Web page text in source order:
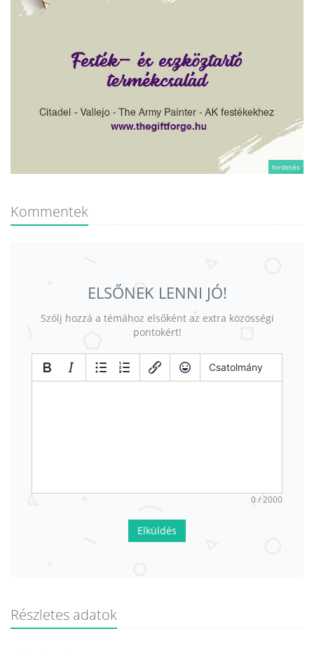
hirdetés
Kommentek
ELSŐNEK LENNI JÓ!
Szólj hozzá a témához elsőként az extra közösségi
pontokért!
Csatolmány
0 / 2000
Elküldés
Részletes adatok